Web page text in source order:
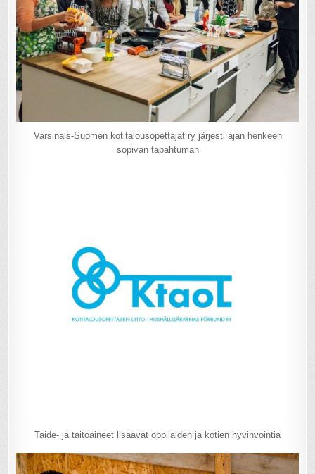
Varsinais-Suomen kotitalousopettajat ry järjesti ajan henkeen
sopivan tapahtuman
Taide- ja taitoaineet lisäävät oppilaiden ja kotien hyvinvointia